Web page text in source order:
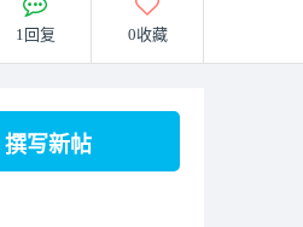
1回复 0收藏
撰写新帖